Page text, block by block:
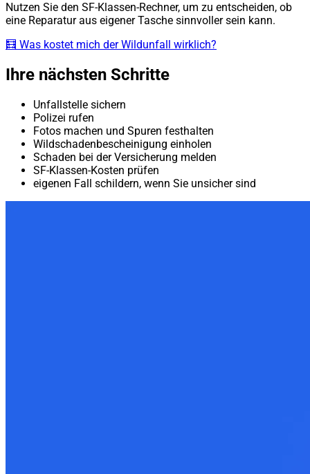
Nutzen Sie den SF-Klassen-Rechner, um zu entscheiden, ob
eine Reparatur aus eigener Tasche sinnvoller sein kann.
🧮 Was kostet mich der Wildunfall wirklich?
Ihre nächsten Schritte
Unfallstelle sichern
Polizei rufen
Fotos machen und Spuren festhalten
Wildschadenbescheinigung einholen
Schaden bei der Versicherung melden
SF-Klassen-Kosten prüfen
eigenen Fall schildern, wenn Sie unsicher sind